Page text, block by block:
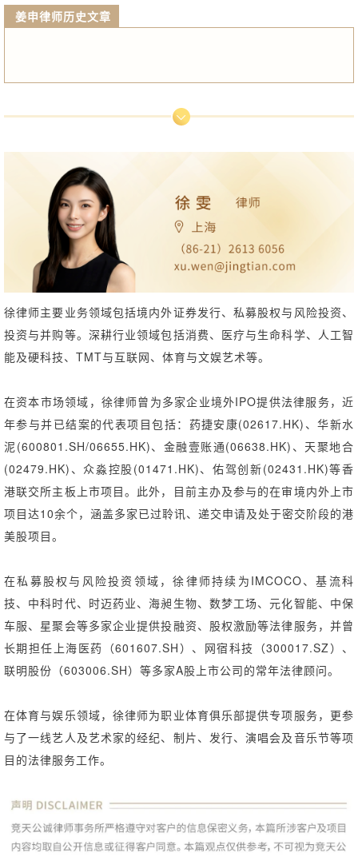
姜申律师历史文章
数字经济与新兴行业｜“拆卡直播”的监管规则与法律风险
徐律师主要业务领域包括境内外证券发行、私募股权与风险投资、
投资与并购等。深耕行业领域包括消费、医疗与生命科学、人工智
能及硬科技、TMT与互联网、体育与文娱艺术等。
在资本市场领域，徐律师曾为多家企业境外IPO提供法律服务，近
年参与并已结案的代表项目包括：药捷安康(02617.HK)、华新水
泥(600801.SH/06655.HK)、金融壹账通(06638.HK)、天聚地合
(02479.HK)、众淼控股(01471.HK)、佑驾创新(02431.HK)等香
港联交所主板上市项目。此外，目前主办及参与的在审境内外上市
项目达10余个，涵盖多家已过聆讯、递交申请及处于密交阶段的港
美股项目。
在私募股权与风险投资领域，徐律师持续为IMCOCO、基流科
技、中科时代、时迈药业、海昶生物、数梦工场、元化智能、中保
车服、星聚会等多家企业提供投融资、股权激励等法律服务，并曾
长期担任上海医药（601607.SH）、网宿科技（300017.SZ）、
联明股份（603006.SH）等多家A股上市公司的常年法律顾问。
在体育与娱乐领域，徐律师为职业体育俱乐部提供专项服务，更参
与了一线艺人及艺术家的经纪、制片、发行、演唱会及音乐节等项
目的法律服务工作。